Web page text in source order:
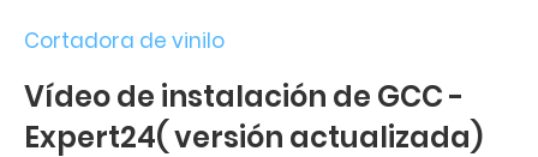
Cortadora de vinilo
Vídeo de instalación de GCC -
Expert24( versión actualizada)